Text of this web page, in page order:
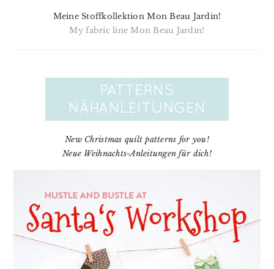
Meine Stoffkollektion Mon Beau Jardin!
My fabric line Mon Beau Jardin!
New Christmas quilt patterns for you!
Neue Weihnachts-Anleitungen für dich!